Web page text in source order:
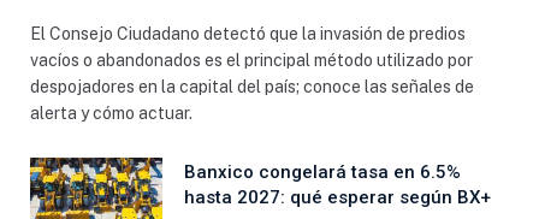
El Consejo Ciudadano detectó que la invasión de predios
vacíos o abandonados es el principal método utilizado por
despojadores en la capital del país; conoce las señales de
alerta y cómo actuar.
Banxico congelará tasa en 6.5%
hasta 2027: qué esperar según BX+